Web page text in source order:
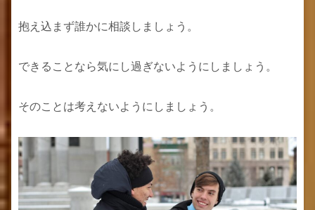
抱え込まず誰かに相談しましょう。
できることなら気にし過ぎないようにしましょう。
そのことは考えないようにしましょう。